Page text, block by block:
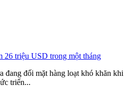
26 triệu USD trong một tháng
đang đối mặt hàng loạt khó khăn khi
triển...